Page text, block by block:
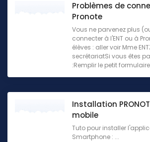
Problèmes de
Pronote
Vous ne parvenez plus
connecter à l'ENT ou à
élèves : aller voir Mme
secrétariatSi vous êtes
:Remplir le petit
Installation
mobile
Tuto pour installer
Smartphone : ...